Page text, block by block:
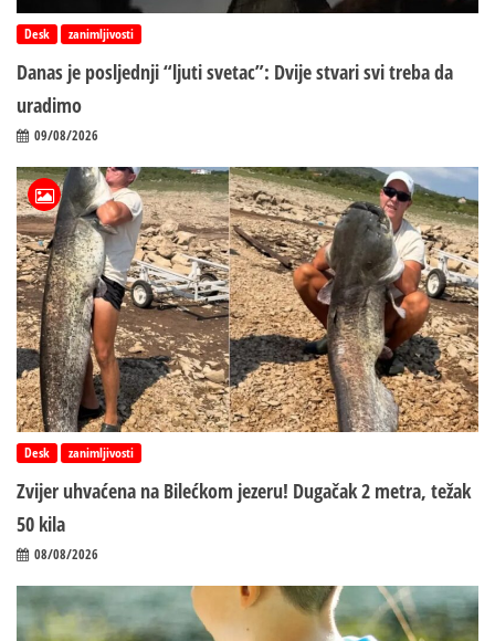
Desk zanimljivosti
Danas je posljednji “ljuti svetac”: Dvije stvari svi treba da
uradimo
09/08/2026
Desk zanimljivosti
Zvijer uhvaćena na Bilećkom jezeru! Dugačak 2 metra, težak
50 kila
08/08/2026